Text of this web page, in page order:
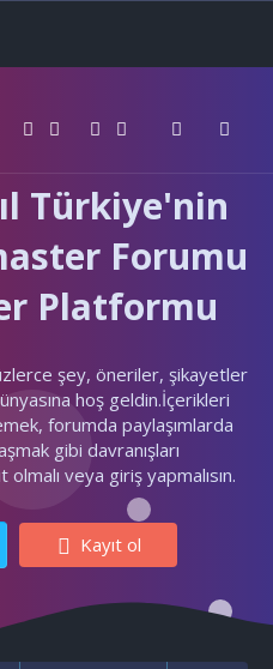
Türkiye'nin
Forumu
Platformu
şey, öneriler, şikayetler
hoş geldin.İçerikleri
forumda paylaşımlarda
gibi davranışları
veya giriş yapmalısın.
Kayıt ol